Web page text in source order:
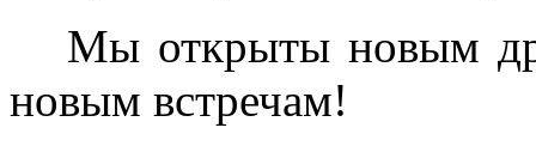
Мы открыты новым
новым встречам!